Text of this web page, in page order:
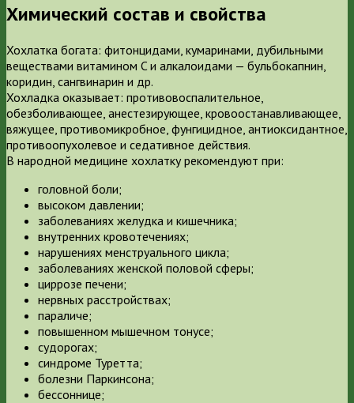
Химический состав и свойства
Хохлатка богата: фитонцидами, кумаринами, дубильными
веществами витамином C и алкалоидами — бульбокапнин,
коридин, сангвинарин и др.
Хохладка оказывает: противовоспалительное,
обезболивающее, анестезирующее, кровоостанавливающее,
вяжущее, противомикробное, фунгицидное, антиоксидантное,
противоопухолевое и седативное действия.
В народной медицине хохлатку рекомендуют при:
головной боли;
высоком давлении;
заболеваниях желудка и кишечника;
внутренних кровотечениях;
нарушениях менструального цикла;
заболеваниях женской половой сферы;
циррозе печени;
нервных расстройствах;
параличе;
повышенном мышечном тонусе;
судорогах;
синдроме Туретта;
болезни Паркинсона;
бессоннице;